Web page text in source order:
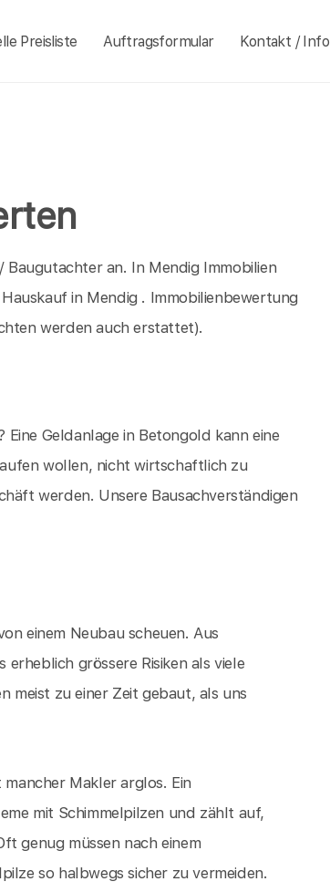
Preisliste Auftragsformular Kontakt / Info
an. In Mendig Immobilien
in Mendig . Immobilienbewertung
werden auch erstattet).
Geldanlage in Betongold kann eine
wollen, nicht wirtschaftlich zu
werden. Unsere Bausachverständigen
einem Neubau scheuen. Aus
grössere Risiken als viele
meist zu einer Zeit gebaut, als uns
Makler arglos. Ein
mit Schimmelpilzen und zählt auf,
genug müssen nach einem
so halbwegs sicher zu vermeiden.